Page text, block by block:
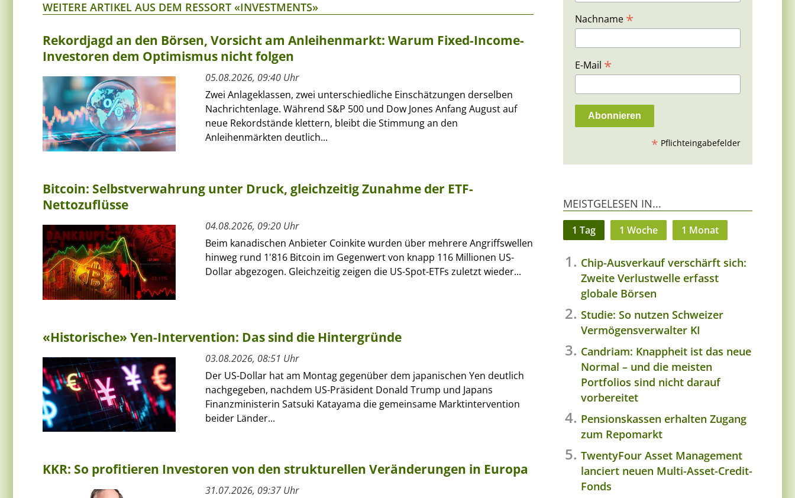
WEITERE ARTIKEL AUS DEM RESSORT «INVESTMENTS»
Rekordjagd an den Börsen, Vorsicht am Anleihenmarkt: Warum Fixed-Income-
Investoren dem Optimismus nicht folgen
05.08.2026, 09:40 Uhr
Zwei Anlageklassen, zwei unterschiedliche Einschätzungen derselben
Nachrichtenlage. Während S&P 500 und Dow Jones Anfang August auf
neue Rekordstände klettern, bleibt die Stimmung an den
Anleihenmärkten deutlich...
Bitcoin: Selbstverwahrung unter Druck, gleichzeitig Zunahme der ETF-
Nettozuflüsse
04.08.2026, 09:20 Uhr
Beim kanadischen Anbieter Coinkite wurden über mehrere Angriffswellen
hinweg rund 1'816 Bitcoin im Gegenwert von knapp 116 Millionen US-
Dollar abgezogen. Gleichzeitig zeigen die US-Spot-ETFs zuletzt wieder...
«Historische» Yen-Intervention: Das sind die Hintergründe
03.08.2026, 08:51 Uhr
Der US-Dollar hat am Montag gegenüber dem japanischen Yen deutlich
nachgegeben, nachdem US-Präsident Donald Trump und Japans
Finanzministerin Satsuki Katayama die gemeinsame Marktintervention
beider Länder...
KKR: So profitieren Investoren von den strukturellen Veränderungen in Europa
31.07.2026, 09:37 Uhr
Nachname *
E-Mail *
* Pflichteingabefelder
MEISTGELESEN IN...
1 Tag 1 Woche 1 Monat
Chip-Ausverkauf verschärft sich:
Zweite Verlustwelle erfasst
globale Börsen
Studie: So nutzen Schweizer
Vermögensverwalter KI
Candriam: Knappheit ist das neue
Normal – und die meisten
Portfolios sind nicht darauf
vorbereitet
Pensionskassen erhalten Zugang
zum Repomarkt
TwentyFour Asset Management
lanciert neuen Multi-Asset-Credit-
Fonds